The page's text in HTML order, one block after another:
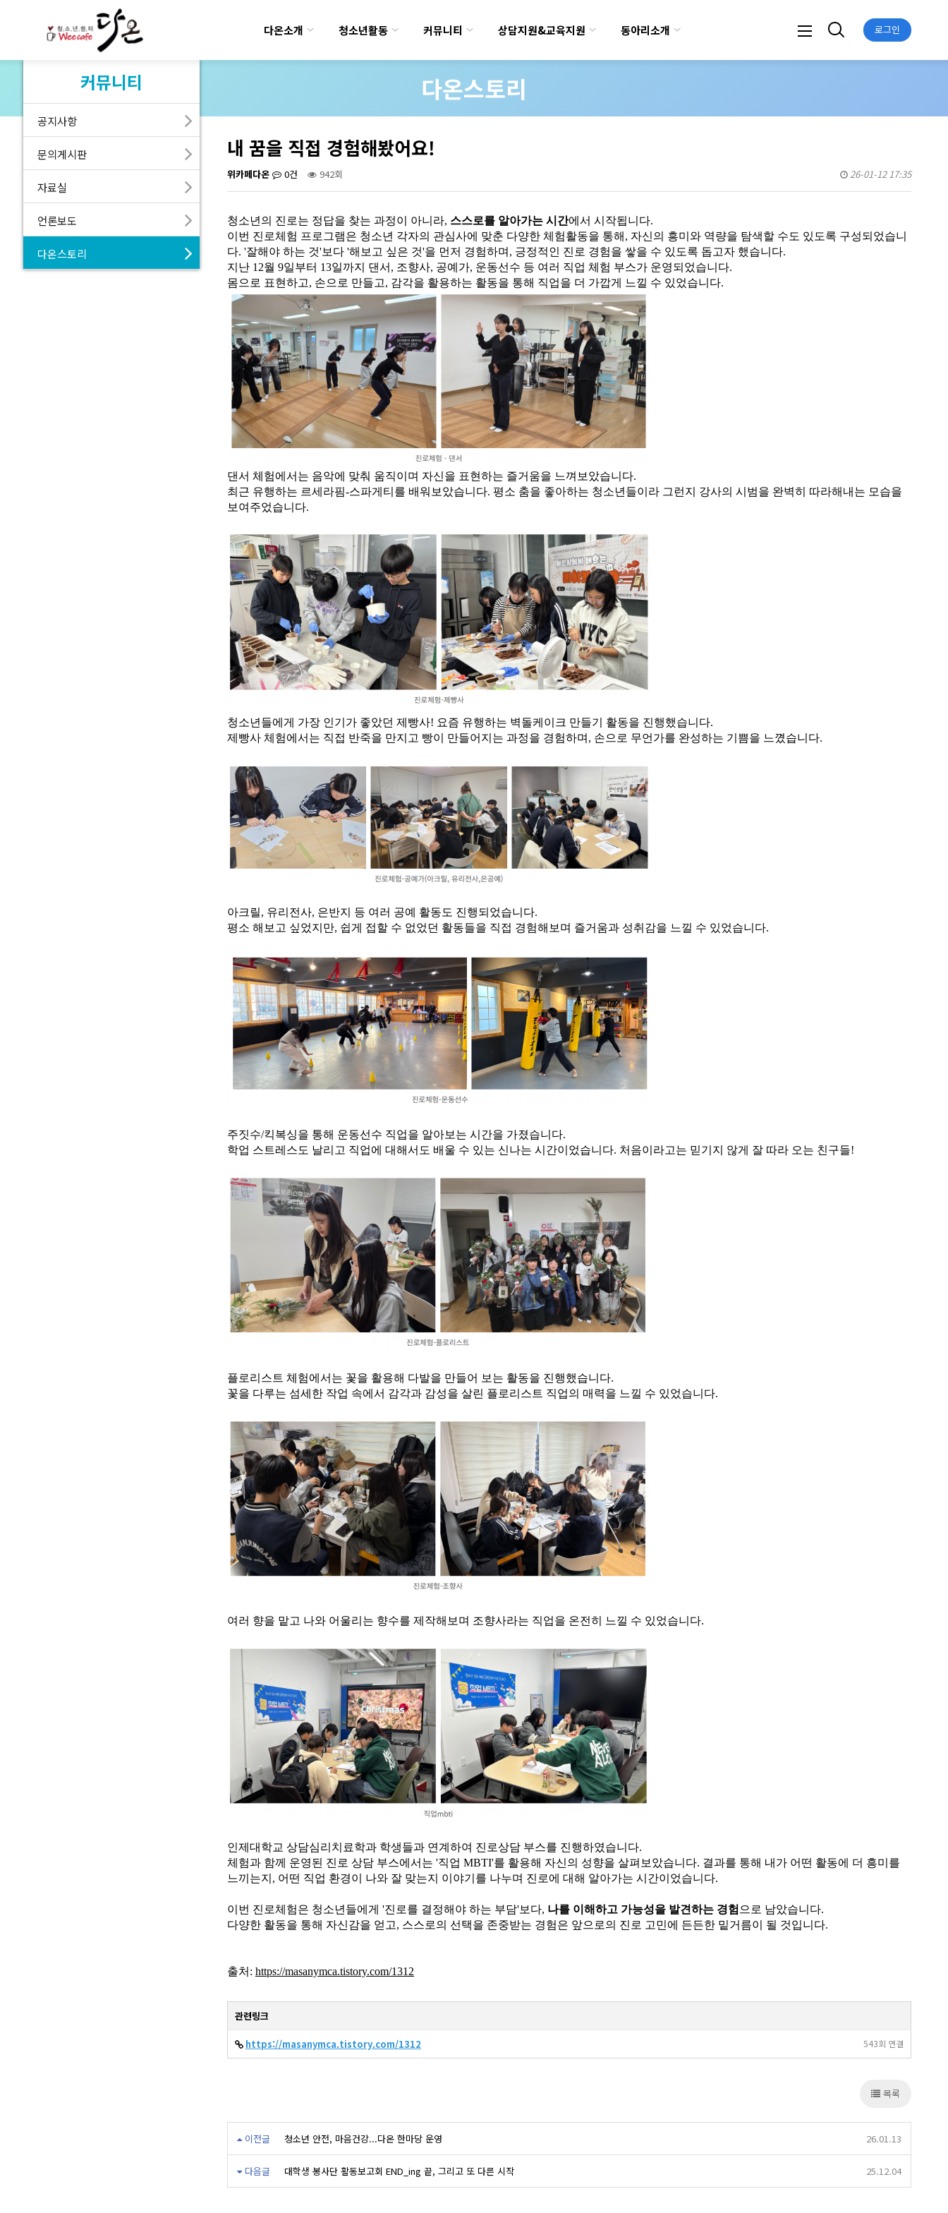
로그인
다온소개 청소년활동 커뮤니티 상담지원&교육지원 동아리소개
다온스토리
커뮤니티
공지사항
문의게시판
자료실
언론보도
다온스토리
내 꿈을 직접 경험해봤어요!
위카페다온 0건 942회 26-01-12 17:35
청소년의 진로는 정답을 찾는 과정이 아니라, 스스로를 알아가는 시간에서 시작됩니다.
이번 진로체험 프로그램은 청소년 각자의 관심사에 맞춘 다양한 체험활동을 통해, 자신의 흥미와 역량을 탐색할 수도 있도록 구성되었습니
다. '잘해야 하는 것'보다 '해보고 싶은 것'을 먼저 경험하며, 긍정적인 진로 경험을 쌓을 수 있도록 돕고자 했습니다.
지난 12월 9일부터 13일까지 댄서, 조향사, 공예가, 운동선수 등 여러 직업 체험 부스가 운영되었습니다.
몸으로 표현하고, 손으로 만들고, 감각을 활용하는 활동을 통해 직업을 더 가깝게 느낄 수 있었습니다.
댄서 체험에서는 음악에 맞춰 움직이며 자신을 표현하는 즐거움을 느껴보았습니다.
최근 유행하는 르세라핌-스파게티를 배워보았습니다. 평소 춤을 좋아하는 청소년들이라 그런지 강사의 시범을 완벽히 따라해내는 모습을
보여주었습니다.
청소년들에게 가장 인기가 좋았던 제빵사! 요즘 유행하는 벽돌케이크 만들기 활동을 진행했습니다.
제빵사 체험에서는 직접 반죽을 만지고 빵이 만들어지는 과정을 경험하며, 손으로 무언가를 완성하는 기쁨을 느꼈습니다.
아크릴, 유리전사, 은반지 등 여러 공예 활동도 진행되었습니다.
평소 해보고 싶었지만, 쉽게 접할 수 없었던 활동들을 직접 경험해보며 즐거움과 성취감을 느낄 수 있었습니다.
주짓수/킥복싱을 통해 운동선수 직업을 알아보는 시간을 가졌습니다.
학업 스트레스도 날리고 직업에 대해서도 배울 수 있는 신나는 시간이었습니다. 처음이라고는 믿기지 않게 잘 따라 오는 친구들!
플로리스트 체험에서는 꽃을 활용해 다발을 만들어 보는 활동을 진행했습니다.
꽃을 다루는 섬세한 작업 속에서 감각과 감성을 살린 플로리스트 직업의 매력을 느낄 수 있었습니다.
여러 향을 맡고 나와 어울리는 향수를 제작해보며 조향사라는 직업을 온전히 느낄 수 있었습니다.
인제대학교 상담심리치료학과 학생들과 연계하여 진로상담 부스를 진행하였습니다.
체험과 함께 운영된 진로 상담 부스에서는 '직업 MBTI'를 활용해 자신의 성향을 살펴보았습니다. 결과를 통해 내가 어떤 활동에 더 흥미를
느끼는지, 어떤 직업 환경이 나와 잘 맞는지 이야기를 나누며 진로에 대해 알아가는 시간이었습니다.
이번 진로체험은 청소년들에게 '진로를 결정해야 하는 부담'보다, 나를 이해하고 가능성을 발견하는 경험 으로 남았습니다.
다양한 활동을 통해 자신감을 얻고, 스스로의 선택을 존중받는 경험은 앞으로의 진로 고민에 든든한 밑거름이 될 것입니다.
출처: https://masanymca.tistory.com/1312
관련링크
https://masanymca.tistory.com/1312 543회 연결
목록
이전글 청소년 안전, 마음건강...다온 한마당 운영 26.01.13
다음글 대학생 봉사단 활동보고회 END_ing 끝, 그리고 또 다른 시작 25.12.04